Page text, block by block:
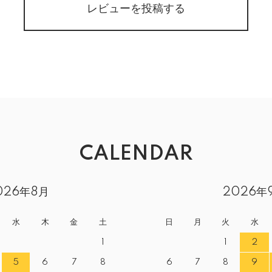
レビューを投稿する
CALENDAR
年8月
水 木 金 土
5 6 7 8
2026年
日 月 火 水
2
6 7 8 9